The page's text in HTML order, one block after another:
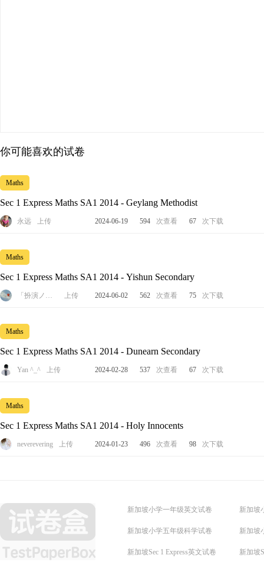
你可能喜欢的试卷
Maths
Sec 1 Express Maths SA1 2014 - Geylang Methodist
永远 上传 2024-06-19 594 次查看 67 次下载
Maths
Sec 1 Express Maths SA1 2014 - Yishun Secondary
上传 2024-06-02 562 次查看 75 次下载
Maths
Sec 1 Express Maths SA1 2014 - Dunearn Secondary
Yan ^_^ 上传 2024-02-28 537 次查看 67 次下载
Maths
Sec 1 Express Maths SA1 2014 - Holy Innocents
neverevering 上传 2024-01-23 496 次查看 98 次下载
新加坡小学一年级英文试卷 新加坡
新加坡小学五年级科学试卷 新加坡
新加坡Sec 1 Express英文试卷 新加坡